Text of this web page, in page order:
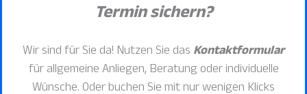
Termin sichern?
Wir sind für Sie da! Nutzen Sie das Kontaktformular
für allgemeine Anliegen, Beratung oder individuelle
Wünsche. Oder buchen Sie mit nur wenigen Klicks